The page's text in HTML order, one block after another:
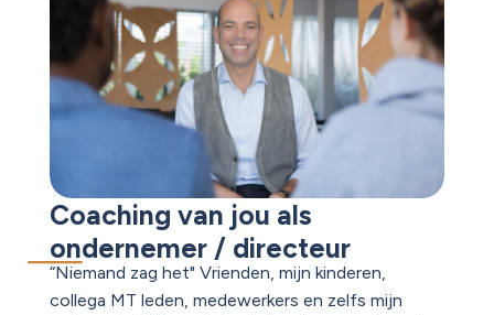
Coaching van jou als
ondernemer / directeur
“Niemand zag het" Vrienden, mijn kinderen,
collega MT leden, medewerkers en zelfs mijn